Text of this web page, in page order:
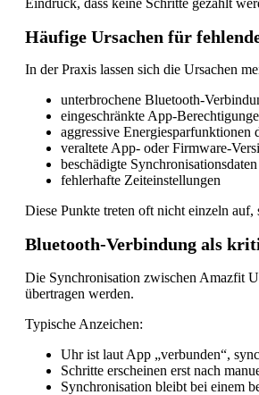
Eindruck, dass keine Schritte gezählt
Häufige Ursachen für
In der Praxis lassen sich die Ursachen
unterbrochene Bluetooth-
eingeschränkte App-
aggressive Energiesparfunktionen
veraltete App- oder Firmware-
beschädigte Synchronisationsdaten
fehlerhafte Zeiteinstellungen
Diese Punkte treten oft nicht einzeln
Bluetooth-Verbindung als
Die Synchronisation zwischen Amazfit
übertragen werden.
Typische Anzeichen:
Uhr ist laut App „verbunden“,
Schritte erscheinen erst nach
Synchronisation bleibt bei einem